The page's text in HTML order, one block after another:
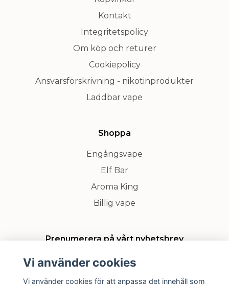
Kontakt
Integritetspolicy
Om köp och returer
Cookiepolicy
Ansvarsförskrivning - nikotinprodukter
Laddbar vape
Shoppa
Engångsvape
Elf Bar
Aroma King
Billig vape
Prenumerera på vårt nyhetsbrev
Vi använder cookies
Vi använder cookies för att anpassa det innehåll som